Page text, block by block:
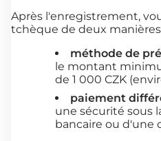
Après l'enregistrement,
tchèque de deux manières
méthode de
le montant
de 1 000 CZK
paiement
une sécurité sous
bancaire ou d'une